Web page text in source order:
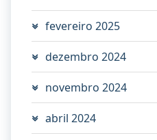
fevereiro 2025
dezembro 2024
novembro 2024
abril 2024